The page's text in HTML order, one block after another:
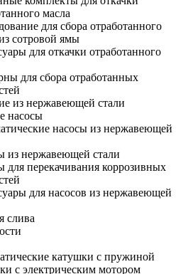
масла
для сбора отработанного
сотровой ямы
для откачки отработанного
для сбора отработанных
из нержавеющей стали
насосы
насосы из нержавеющей
из нержавеющей стали
для перекачивания коррозивных
для насосов из нержавеющей
слива
катушки с пружиной
с электрическим мотором